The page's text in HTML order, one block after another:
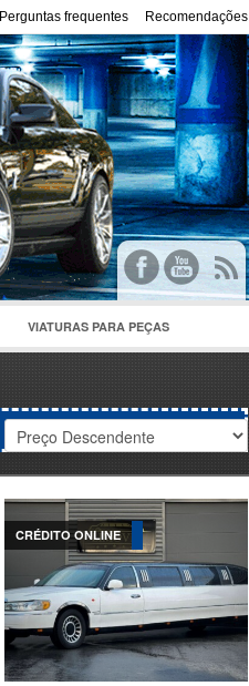
Recomendações
Perguntas frequentes
VIATURAS PARA PEÇAS
CRÉDITO ONLINE